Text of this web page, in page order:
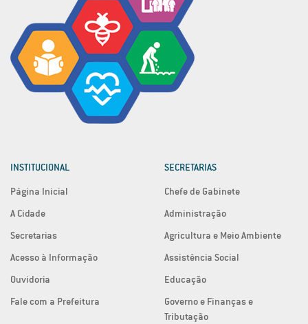
INSTITUCIONAL
Página Inicial
A Cidade
Secretarias
Acesso à Informação
Ouvidoria
Fale com a Prefeitura
SECRETARIAS
Chefe de Gabinete
Administração
Agricultura e Meio Ambiente
Assistência Social
Educação
Governo e Finanças e
Tributação